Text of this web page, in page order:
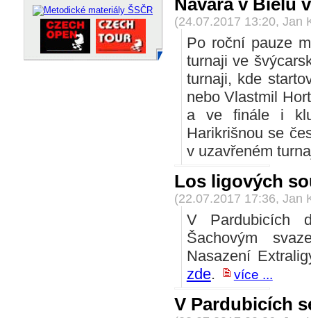
Navara v Bielu
(24.07.2017 13:20, Jan
Po roční pauze
turnaji ve
turnaji, kde
nebo Vlastmil
a ve finále i
Harikrišnou se
v uzavřeném
Los ligových
(22.07.2017 17:36, Jan
V Pardubicích
Šachovým
Nasazení
zde. více ...
V Pardubicích